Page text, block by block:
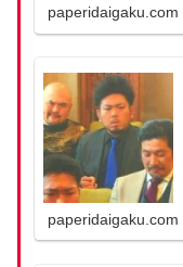
paperidaigaku.com
paperidaigaku.com